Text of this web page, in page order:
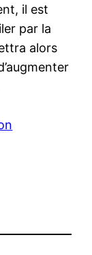
il est
par la
alors